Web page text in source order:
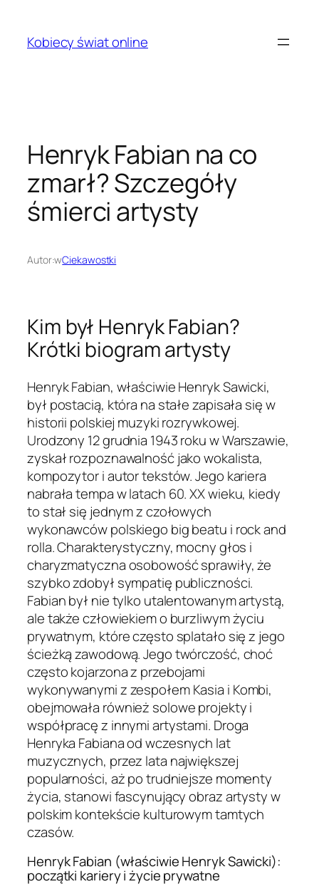
treściKobiecy świat online
Henryk Fabian na co
zmarł? Szczegóły
śmierci artysty
Autor:wCiekawostki
Kim był Henryk Fabian?
Krótki biogram artysty
Henryk Fabian, właściwie Henryk Sawicki,
był postacią, która na stałe zapisała się w
historii polskiej muzyki rozrywkowej.
Urodzony 12 grudnia 1943 roku w Warszawie,
zyskał rozpoznawalność jako wokalista,
kompozytor i autor tekstów. Jego kariera
nabrała tempa w latach 60. XX wieku, kiedy
to stał się jednym z czołowych
wykonawców polskiego big beatu i rock and
rolla. Charakterystyczny, mocny głos i
charyzmatyczna osobowość sprawiły, że
szybko zdobył sympatię publiczności.
Fabian był nie tylko utalentowanym artystą,
ale także człowiekiem o burzliwym życiu
prywatnym, które często splatało się z jego
ścieżką zawodową. Jego twórczość, choć
często kojarzona z przebojami
wykonywanymi z zespołem Kasia i Kombi,
obejmowała również solowe projekty i
współpracę z innymi artystami. Droga
Henryka Fabiana od wczesnych lat
muzycznych, przez lata największej
popularności, aż po trudniejsze momenty
życia, stanowi fascynujący obraz artysty w
polskim kontekście kulturowym tamtych
czasów.
Henryk Fabian (właściwie Henryk Sawicki):
początki kariery i życie prywatne